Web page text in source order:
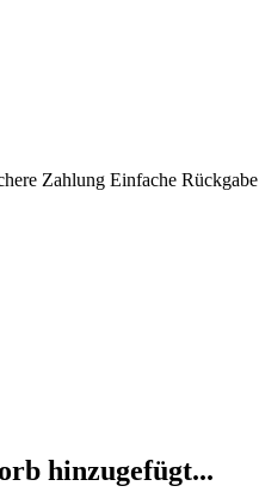
Zahlung Einfache Rückgabe
hinzugefügt...